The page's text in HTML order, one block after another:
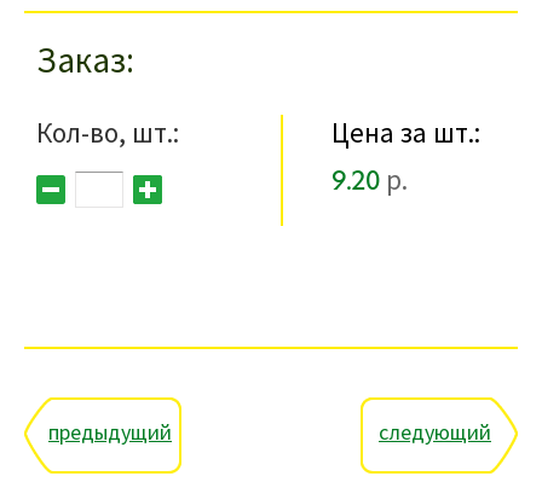
Заказ
Кол-во, шт.:
Цена за шт.:
9.20 р.
предыдущий следующий